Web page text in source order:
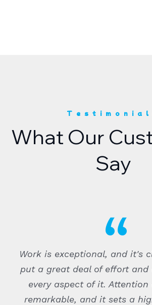
What Our
Say
Work is exceptional, and it's
put a great deal of effort
every aspect of it.
remarkable, and it sets a